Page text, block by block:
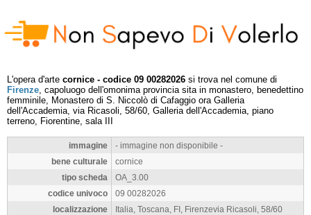
L'opera d'arte cornice - codice 09 00282026 si trova nel comune di
Firenze, capoluogo dell'omonima provincia sita in monastero, benedettino
femminile, Monastero di S. Niccolò di Cafaggio ora Galleria
dell'Accademia, via Ricasoli, 58/60, Galleria dell'Accademia, piano
terreno, Fiorentine, sala III
immagine
- immagine non disponibile -
bene culturale
cornice
tipo scheda
OA_3.00
codice univoco
09 00282026
localizzazione
Italia, Toscana, FI, Firenzevia Ricasoli, 58/60